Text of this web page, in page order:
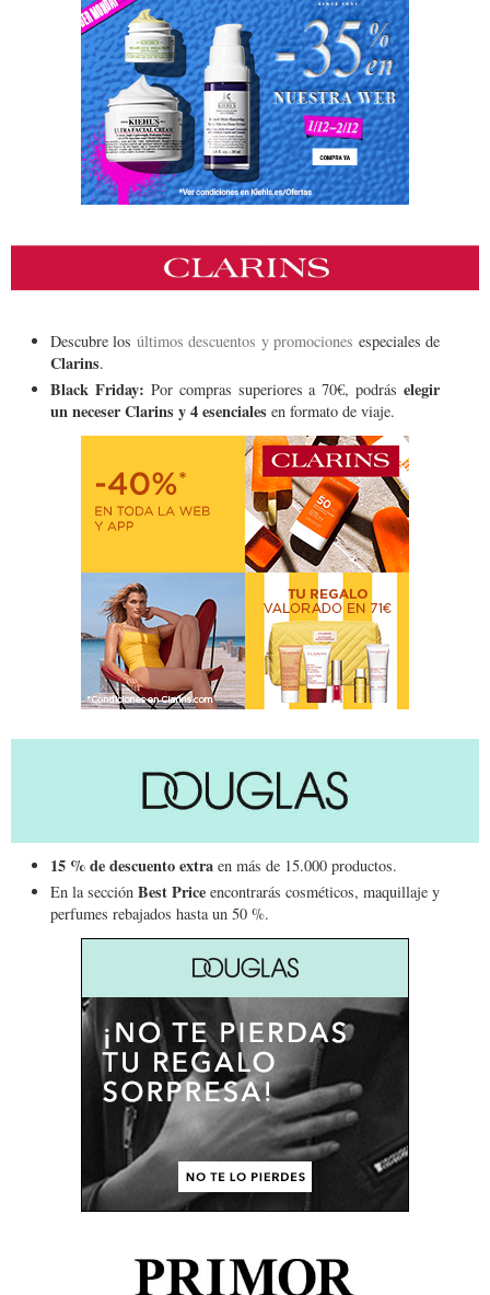
Descubre los últimos descuentos y promociones especiales de
Clarins.
Black Friday: Por compras superiores a 70€, podrás elegir
un neceser Clarins y 4 esenciales en formato de viaje.
15 % de descuento extra en más de 15.000 productos.
En la sección Best Price encontrarás cosméticos, maquillaje y
perfumes rebajados hasta un 50 %.